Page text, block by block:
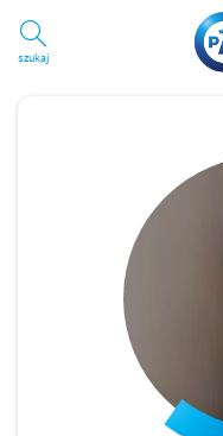
Szukaj